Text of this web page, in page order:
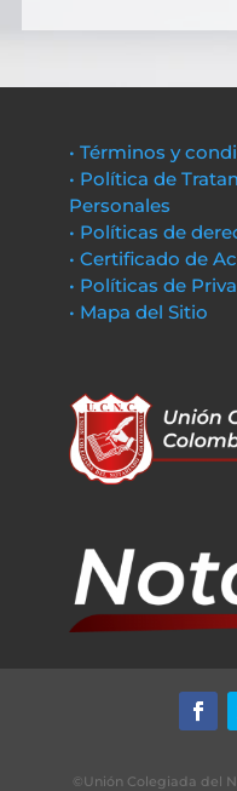
• Términos y
• Política de
Personales
• Políticas de
• Certificado de
• Políticas de
• Mapa del Sitio
©Unión Colegiada del